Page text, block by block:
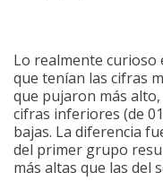
Lo realmente curioso
que tenían las cifras
que pujaron más
cifras inferiores (de
bajas. La diferencia
del primer grupo
más altas que las del